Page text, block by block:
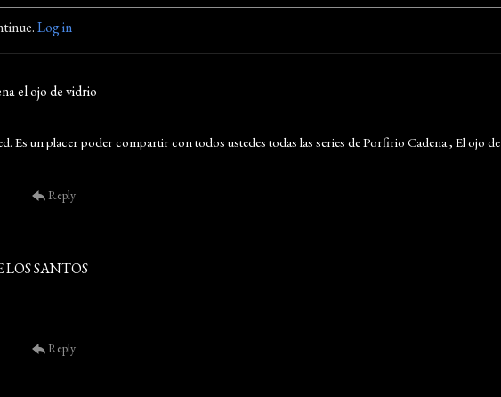
Log in
el ojo de vidrio
Es un placer poder compartir con todos ustedes todas las series de Porfirio Cadena , El ojo de
Reply
LOS SANTOS
Reply